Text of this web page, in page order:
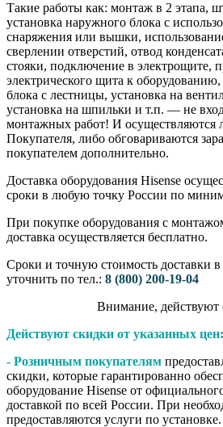
Такие работы как: монтаж в 2 этапа,
установка наружного блока с
снаряжения или вышки,
сверлении отверстий, отвод
стояки, подключение в электрощите,
электрического щита к
блока с лестницы, установка на
установка на шпильки и т.п. — не
монтажных работ! И осуществляются
Покупателя, либо обговариваются
покупателем дополнительно.
Доставка оборудования Hisense
сроки в любую точку России по
При покупке оборудования с
доставка осуществляется бесплатно.
Сроки и точную стоимость доставки
уточнить по тел.: 8 (800) 200-19-04
Внимание,​ действуют​
Действуют скидки от указанных цен:
- Розничным покупателям
скидки, которые гарантированно
оборудование Hisense от
доставкой по всей России. При
предоставляются услуги по установке.